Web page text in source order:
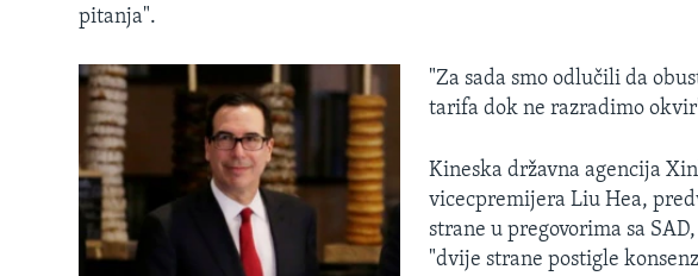
pitanja".
"Za sada smo odlučili da
tarifa dok ne razradimo
Kineska državna agencija
vicecpremijera Liu Hea,
strane u pregovorima sa
"dvije strane postigle